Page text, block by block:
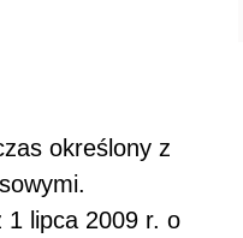
określony z
1 lipca 2009 r. o